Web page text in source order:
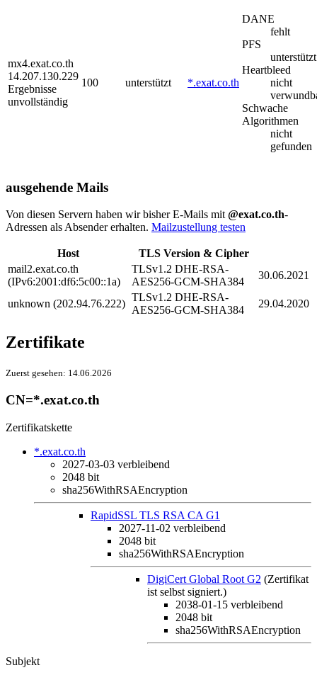
mx4.exat.co.th
14.207.130.229
Ergebnisse
unvollständig
100 unterstützt *.exat.co.th
DANE
fehlt
PFS
unterstützt
Heartbleed
nicht
Schwache
Algorithmen
nicht
gefunden
ausgehende Mails
Von diesen Servern haben wir bisher E-Mails mit @exat.co.th-
Adressen als Absender erhalten. Mailzustellung testen
Host
TLS Version & Cipher
mail2.exat.co.th
(IPv6:2001:df6:5c00::1a)
TLSv1.2 DHE-RSA-
AES256-GCM-SHA384
30.06.2021
unknown (202.94.76.222)
TLSv1.2 DHE-RSA-
AES256-GCM-SHA384
29.04.2020
Zertifikate
Zuerst gesehen: 14.06.2026
CN=*.exat.co.th
Zertifikatskette
*.exat.co.th
2027-03-03 verbleibend
2048 bit
sha256WithRSAEncryption
RapidSSL TLS RSA CA G1
2027-11-02 verbleibend
2048 bit
sha256WithRSAEncryption
DigiCert Global Root G2 (Zertifikat
ist selbst signiert.)
2038-01-15 verbleibend
2048 bit
sha256WithRSAEncryption
Subjekt